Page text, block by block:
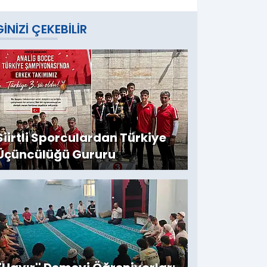
ÇEKEBILIR
Sporculardan Türkiye
Gururu